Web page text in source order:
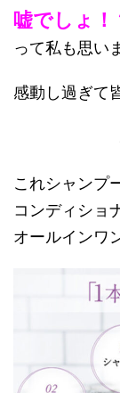
嘘でしょ！
って私も思い
感動し過ぎて
これシャンプ
コンディショ
オールインワ